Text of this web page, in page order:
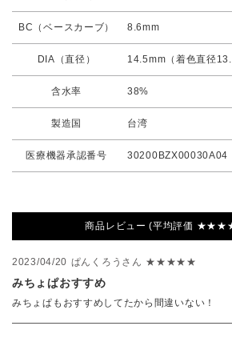
BC（ベースカーブ） 8.6mm
DIA（直径） 14.5mm（着色直径
含水率 38%
製造国 台湾
医療機器承認番号 30200BZX00030A04
商品レビュー (平均評価
2023/04/20 ぱんくろうさん ★★★★★
みちょぱおすすめ
みちょぱもおすすめしてたから間違いない！